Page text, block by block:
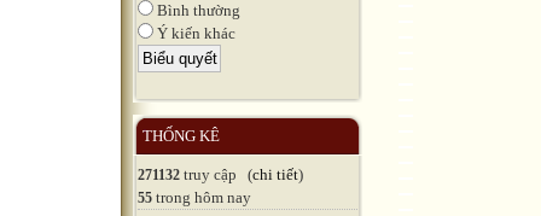
Bình thường
Ý kiến khác
THỐNG KÊ
271132 truy cập (chi tiết)
55 trong hôm nay